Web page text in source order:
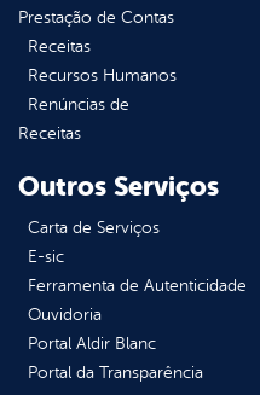
Prestação de Contas
Receitas
Recursos Humanos
Renúncias de
Receitas
Outros Serviços
Carta de Serviços
E-sic
Ferramenta de Autenticidade
Ouvidoria
Portal Aldir Blanc
Portal da Transparência